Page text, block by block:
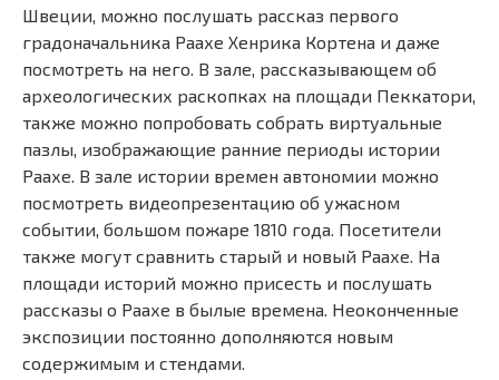
Швеции, можно послушать рассказ первого
градоначальника Раахе Хенрика Кортена и даже
посмотреть на него. В зале, рассказывающем об
археологических раскопках на площади Пеккатори,
также можно попробовать собрать виртуальные
пазлы, изображающие ранние периоды истории
Раахе. В зале истории времен автономии можно
посмотреть видеопрезентацию об ужасном
событии, большом пожаре 1810 года. Посетители
также могут сравнить старый и новый Раахе. На
площади историй можно присесть и послушать
рассказы о Раахе в былые времена. Неоконченные
экспозиции постоянно дополняются новым
содержимым и стендами.